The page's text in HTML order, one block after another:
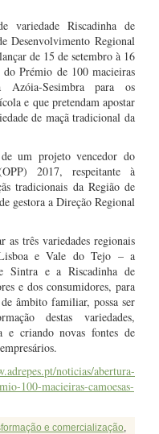
variedade Riscadinha de
Desenvolvimento Regional
de 15 de setembro à 16
Prémio de 100 macieiras
Azóia-Sesimbra para os
e que pretendam apostar
de maçã tradicional da
um projeto vencedor do
2017, respeitante à
tradicionais da Região de
gestora a Direção Regional
as três variedades regionais
e Vale do Tejo – a
Sintra e a Riscadinha de
e dos consumidores, para
âmbito familiar, possa ser
destas variedades,
e criando novas fontes de
noticias/abertura-
100-macieiras-camoesas-
e comercialização,